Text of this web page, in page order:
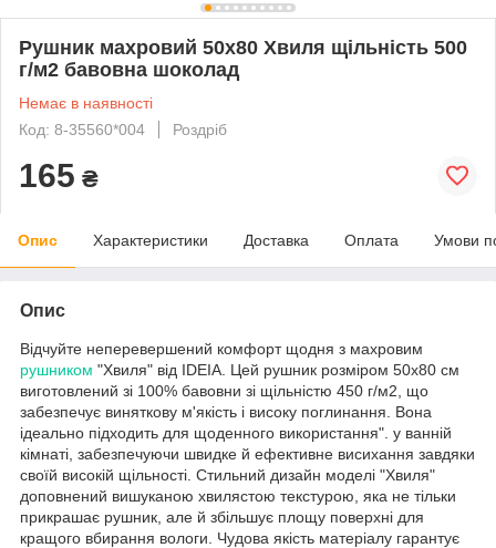
Рушник махровий 50х80 Хвиля щільність 500
г/м2 бавовна шоколад
Немає в наявності
Код: 8-35560*004
Роздріб
165 ₴
Опис Характеристики Доставка Оплата Умови
Опис
Відчуйте неперевершений комфорт щодня з махровим
рушником "Хвиля" від IDEIA. Цей рушник розміром 50х80 см
виготовлений зі 100% бавовни зі щільністю 450 г/м2, що
забезпечує виняткову м'якість і високу поглинання. Вона
ідеально підходить для щоденного використання". у ванній
кімнаті, забезпечуючи швидке й ефективне висихання завдяки
своїй високій щільності. Стильний дизайн моделі "Хвиля"
доповнений вишуканою хвилястою текстурою, яка не тільки
прикрашає рушник, але й збільшує площу поверхні для
кращого вбирання вологи. Чудова якість матеріалу гарантує